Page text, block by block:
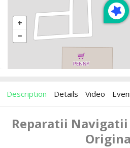
Description Details Video
Reparatii